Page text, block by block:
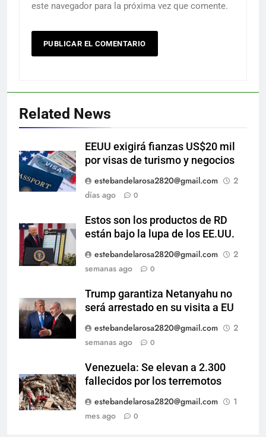
este navegador para la próxima vez que comente.
Related News
EEUU exigirá fianzas US$20 mil
por visas de turismo y negocios
estebandelarosa2820@gmail.com
2
días ago
0
Estos son los productos de RD
están bajo la lupa de los EE.UU.
estebandelarosa2820@gmail.com
2
semanas ago
0
Trump garantiza Netanyahu no
será arrestado en su visita a EU
estebandelarosa2820@gmail.com
2
semanas ago
0
Venezuela: Se elevan a 2.300
fallecidos por los terremotos
estebandelarosa2820@gmail.com
1
mes ago
0